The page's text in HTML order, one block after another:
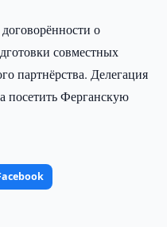
о
совместных
партнёрства. Делегация
посетить Ферганскую